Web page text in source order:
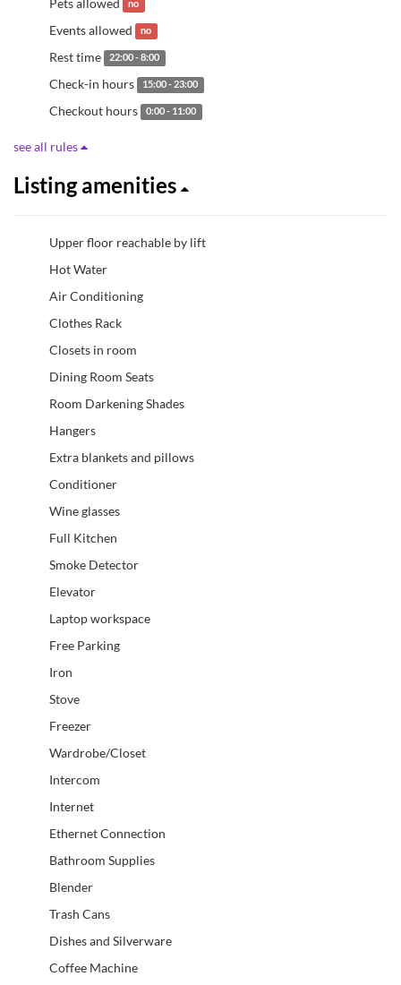
no
Events allowed no
Rest time 22:00 - 8:00
Check-in hours 15:00 - 23:00
Checkout hours 0:00 - 11:00
see all rules
Listing amenities
Upper floor reachable by lift
Hot Water
Air Conditioning
Clothes Rack
Closets in room
Dining Room Seats
Room Darkening Shades
Hangers
Extra blankets and pillows
Conditioner
Wine glasses
Full Kitchen
Smoke Detector
Elevator
Laptop workspace
Free Parking
Iron
Stove
Freezer
Wardrobe/Closet
Intercom
Internet
Ethernet Connection
Bathroom Supplies
Blender
Trash Cans
Dishes and Silverware
Coffee Machine